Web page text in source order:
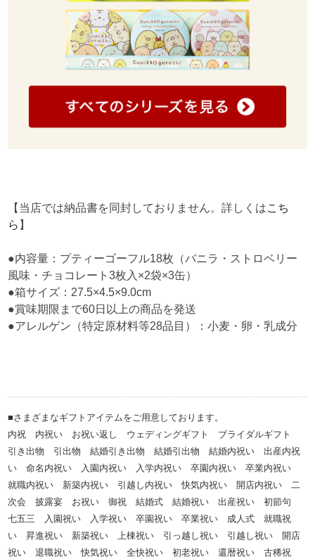
【当店では納品書を同封しておりません。詳しくはこち
ら 】
●内容量：プティーゴーフル18枚（バニラ・ストロベリー
風味・チョコレート3枚入×2袋×3缶）
●箱サイズ：27.5×4.5×9.0cm
●賞味期限まで60日以上の商品を発送
●アレルゲン（特定原材料等28品目）：小麦・卵・乳成分
■さまざまなギフトアイテムをご用意しております。
内祝 内祝い お祝い返し ウェディングギフト ブライダルギフト
引き出物 引出物 結婚引き出物 結婚引出物 結婚内祝い 出産内祝
い 命名内祝い 入園内祝い 入学内祝い 卒園内祝い 卒業内祝い
就職内祝い 新築内祝い 引越し内祝い 快気内祝い 開店内祝い 二
次会 披露宴 お祝い 御祝 結婚式 結婚祝い 出産祝い 初節句
七五三 入園祝い 入学祝い 卒園祝い 卒業祝い 成人式 就職祝
い 昇進祝い 新築祝い 上棟祝い 引っ越し祝い 引越し祝い 開店
祝い 退職祝い 快気祝い 全快祝い 初老祝い 還暦祝い 古稀祝